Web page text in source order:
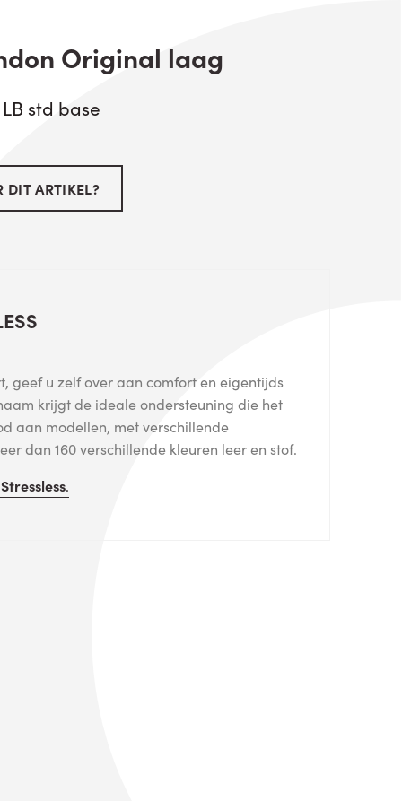
Original laag
std base
DIT ARTIKEL?
geef u zelf over aan comfort en eigentijds
krijgt de ideale ondersteuning die het
aan modellen, met verschillende
dan 160 verschillende kleuren leer en stof.
Stressless.